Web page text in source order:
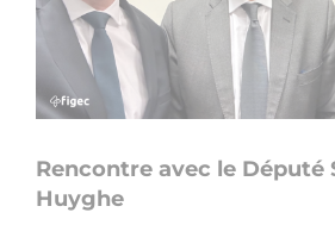
Rencontre avec le Député
Huyghe